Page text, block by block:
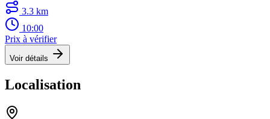
3.3 km
10:00
Prix à vérifier
Voir détails
Localisation